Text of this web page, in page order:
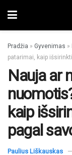
Pradžia » Gyvenimas »
patarimai, kaip
Nauja ar
kaip
pagal
Paulius Liškauskas